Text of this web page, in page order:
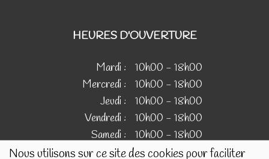
Nous utilisons sur ce site des cookies pour faciliter
HEURES D'OUVERTURE
Mardi :
10h00 - 18h00
Mercredi :
10h00 - 18h00
Jeudi :
10h00 - 18h00
Vendredi :
10h00 - 18h00
Samedi :
10h00 - 18h00